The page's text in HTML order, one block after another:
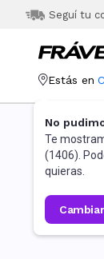
Seguí tu
Estás en
No
Te
(1406).
quieras.